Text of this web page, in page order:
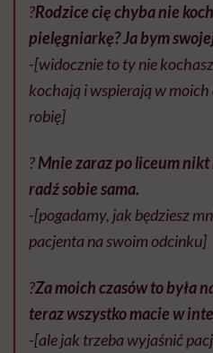
?Rodzice cię chyba nie
pielęgniarkę? Ja bym
-[widocznie to ty nie
kochają i wspierają w
robię]
?Mnie zaraz po liceum
radź sobie sama.
-[pogadamy, jak będziesz
pacjenta na swoim odcinku]
?Za moich czasów to była
teraz wszystko macie w
-[ale jak trzeba wyjaśnić